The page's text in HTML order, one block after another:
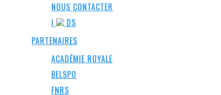
NOUS CONTACTER
I
DS
PARTENAIRES
ACADÉMIE ROYALE
BELSPO
FNRS